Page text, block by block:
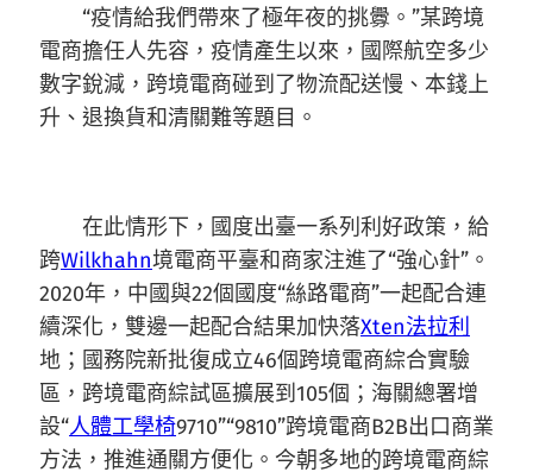
“疫情給我們帶來了極年夜的挑釁。”某跨境
電商擔任人先容，疫情產生以來，國際航空多少
數字銳減，跨境電商碰到了物流配送慢、本錢上
升、退換貨和清關難等題目。
在此情形下，國度出臺一系列利好政策，給
跨Wilkhahn境電商平臺和商家注進了“強心針”。
2020年，中國與22個國度“絲路電商”一起配合連
續深化，雙邊一起配合結果加快落Xten法拉利
地；國務院新批復成立46個跨境電商綜合實驗
區，跨境電商綜試區擴展到105個；海關總署增
設“人體工學椅9710”“9810”跨境電商B2B出口商業
方法，推進通關方便化。今朝多地的跨境電商綜